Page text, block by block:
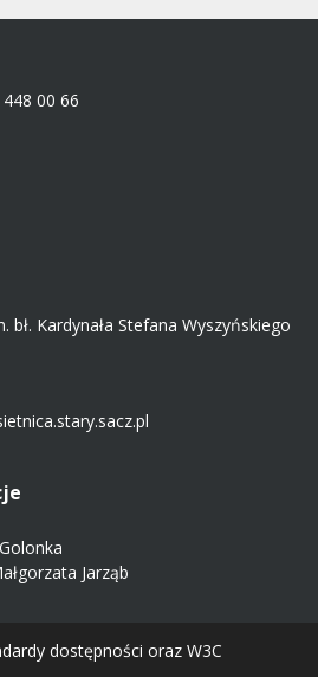
00 66
bł. Kardynała Stefana Wyszyńskiego
Jarząb
dostępności oraz W3C